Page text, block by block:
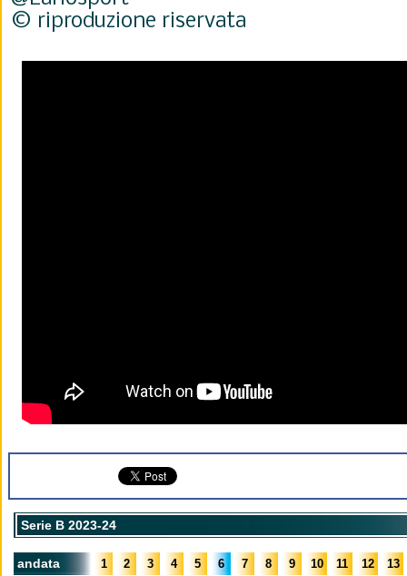
© riproduzione riservata
Serie B 2023-24
andata 1 2 3 4 5 6 7 8 9 10 11 12 13